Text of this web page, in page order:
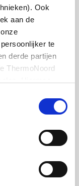
Ook
aan de
te
derde partijen
ThermoNoord
We slaan je
<= 20 dB(A)